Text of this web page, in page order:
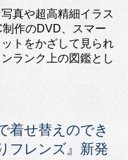
真や超高精細イラス
制作のDVD、スマー
トをかざして見られ
ランク上の図鑑とし
着せ替えのでき
フレンズ』新発